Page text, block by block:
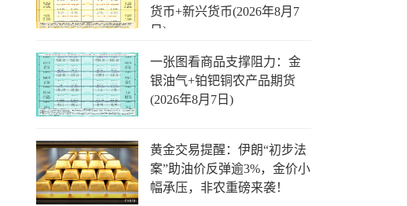
货币+新兴货币(2026年8月7
日)
一张图看商品支撑阻力：金
银油气+铂钯铜农产品期货
(2026年8月7日)
黄金交易提醒：伊朗“初步法
案”助油价反弹逾3%，金价小
幅承压，非农重磅来袭！